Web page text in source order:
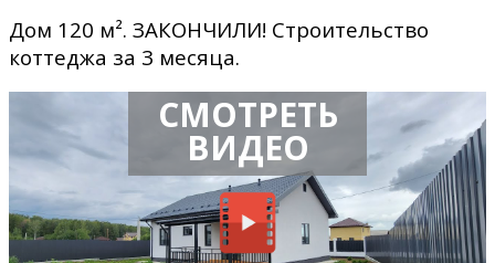
Дом 120 м². ЗАКОНЧИЛИ! Строительство
коттеджа за 3 месяца.
СМОТРЕТЬ
ВИДЕО